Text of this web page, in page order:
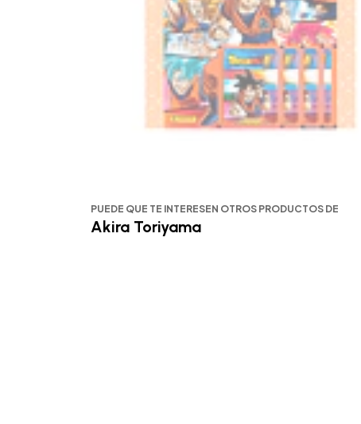
PUEDE QUE TE INTERESEN OTROS PRODUCTOS DE
Akira Toriyama